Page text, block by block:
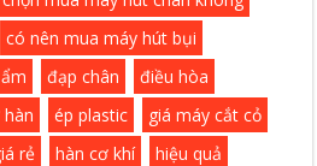
có nên mua máy hút bụi
đạp chân
điều hòa
ép plastic
giá máy cắt cỏ
rẻ hàn cơ khí
hiệu quả